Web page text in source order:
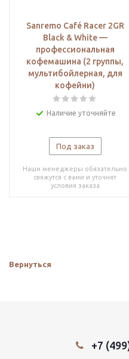
Sanremo Café Racer 2GR
Black & White —
профессиональная
кофемашина (2 группы,
мультибойлерная, для
кофейни)
Наличие уточняйте
Под заказ
Наши менеджеры обязательно
свяжутся с вами и уточнят
условия заказа
Вернуться
+7